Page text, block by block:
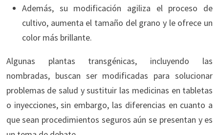
Además, su modificación agiliza el proceso de
cultivo, aumenta el tamaño del grano y le ofrece un
color más brillante.
Algunas plantas transgénicas, incluyendo las
nombradas, buscan ser modificadas para solucionar
problemas de salud y sustituir las medicinas en tabletas
o inyecciones, sin embargo, las diferencias en cuanto a
que sean procedimientos seguros aún se presentan y es